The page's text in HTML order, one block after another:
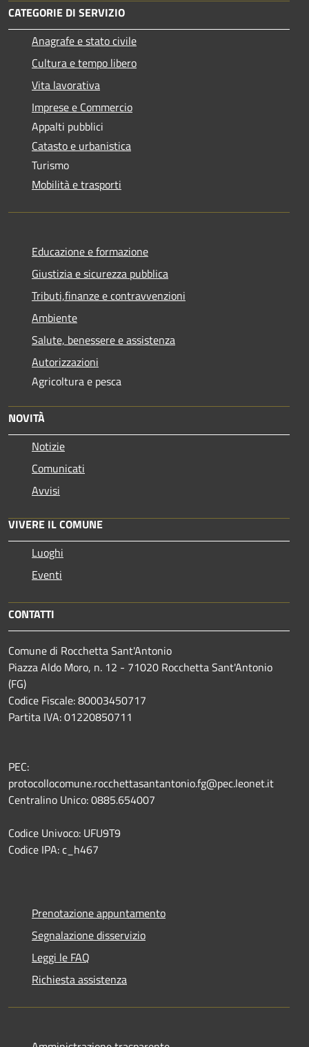
CATEGORIE DI SERVIZIO
Anagrafe e stato civile
Cultura e tempo libero
Vita lavorativa
Imprese e Commercio
Appalti pubblici
Catasto e urbanistica
Turismo
Mobilità e trasporti
Educazione e formazione
Giustizia e sicurezza pubblica
Tributi,finanze e contravvenzioni
Ambiente
Salute, benessere e assistenza
Autorizzazioni
Agricoltura e pesca
NOVITÀ
Notizie
Comunicati
Avvisi
VIVERE IL COMUNE
Luoghi
Eventi
CONTATTI
Comune di Rocchetta Sant'Antonio
Piazza Aldo Moro, n. 12 - 71020 Rocchetta Sant'Antonio
(FG)
Codice Fiscale: 80003450717
Partita IVA: 01220850711
PEC:
protocollocomune.rocchettasantantonio.fg@pec.leonet.it
Centralino Unico: 0885.654007
Codice Univoco: UFU9T9
Codice IPA: c_h467
Prenotazione appuntamento
Segnalazione disservizio
Leggi le FAQ
Richiesta assistenza